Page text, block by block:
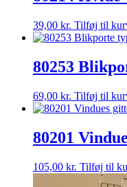
39,00 kr. Tilføj til
80253
69,00 kr. Tilføj til
80201
105,00 kr. Tilføj til